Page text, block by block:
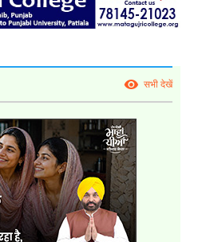
सभी देखें